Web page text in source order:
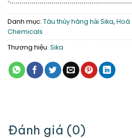
Danh mục: Tàu thủy hàng hải Sika, Hoá
Chemicals
Thương hiệu: Sika
Đánh giá (0)